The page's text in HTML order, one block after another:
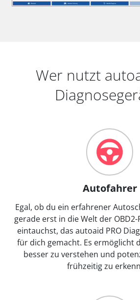
Wer nutzt
Autofahrer
Egal, ob du ein erfahrener
gerade erst in die Welt der
eintauchst, das autoaid PRO
für dich gemacht. Es ermöglicht
besser zu verstehen und
frühzeitig zu